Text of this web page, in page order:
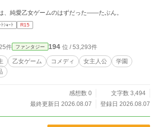
、純愛乙女ゲームのはずだった――たぶん。
ﾄｼｮｰﾄ R15
件 ファンタジー 194 位 / 53,293件
乙女ゲーム コメディ 女主人公
学園
感想数 0
文字数 3,494
最終更新日 2026.08.07
登録日 2026.08.07